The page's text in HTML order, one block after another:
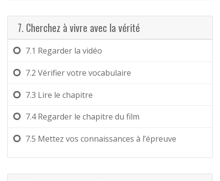
7. Cherchez à vivre avec la vérité
7.1 Regarder la vidéo
7.2 Vérifier votre vocabulaire
7.3 Lire le chapitre
7.4Regarder le chapitre du film
7.5 Mettez vos connaissances à l’épreuve